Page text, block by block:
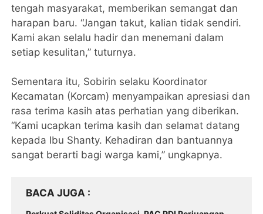
tengah masyarakat, memberikan semangat dan
harapan baru. “Jangan takut, kalian tidak sendiri.
Kami akan selalu hadir dan menemani dalam
setiap kesulitan,” tuturnya.
Sementara itu, Sobirin selaku Koordinator
Kecamatan (Korcam) menyampaikan apresiasi dan
rasa terima kasih atas perhatian yang diberikan.
“Kami ucapkan terima kasih dan selamat datang
kepada Ibu Shanty. Kehadiran dan bantuannya
sangat berarti bagi warga kami,” ungkapnya.
BACA JUGA